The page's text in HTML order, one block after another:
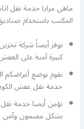
ماهي مزايا خدمة نقل
المكتب باستخدام
نوفر أيضاً شركة
كبيرة آمنة على
نقوم بوضع
خدمة نقل عفش
نؤمن أيضا خدمة
بشكل مضمون وآمن